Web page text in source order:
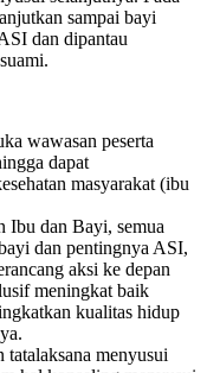
sampai bayi
dan dipantau
wawasan peserta
dapat
masyarakat (ibu
Ibu dan Bayi, semua
dan pentingnya ASI,
aksi ke depan
meningkat baik
kualitas hidup
tatalaksana menyusui